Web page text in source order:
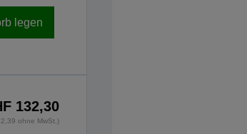
legen
132,30
ohne MwSt.)